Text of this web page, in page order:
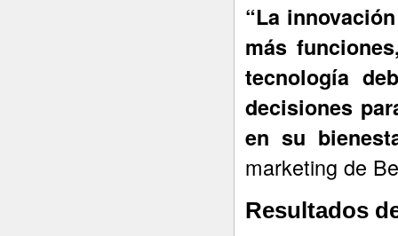
“La
más
tecnología
decisiones
en su
marketing de
Resultados